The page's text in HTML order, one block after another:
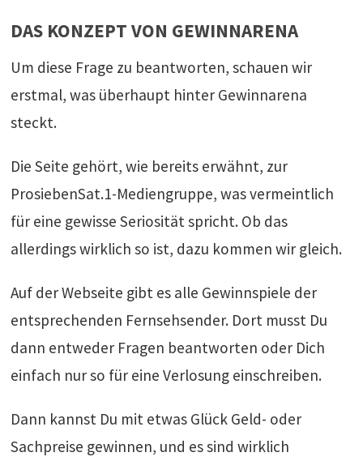
DAS KONZEPT VON GEWINNARENA
Um diese Frage zu beantworten, schauen wir
erstmal, was überhaupt hinter Gewinnarena
steckt.
Die Seite gehört, wie bereits erwähnt, zur
ProsiebenSat.1-Mediengruppe, was vermeintlich
für eine gewisse Seriosität spricht. Ob das
allerdings wirklich so ist, dazu kommen wir gleich.
Auf der Webseite gibt es alle Gewinnspiele der
entsprechenden Fernsehsender. Dort musst Du
dann entweder Fragen beantworten oder Dich
einfach nur so für eine Verlosung einschreiben.
Dann kannst Du mit etwas Glück Geld- oder
Sachpreise gewinnen, und es sind wirklich